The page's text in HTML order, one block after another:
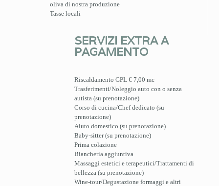
oliva di nostra produzione
Tasse locali
SERVIZI EXTRA A
PAGAMENTO
Riscaldamento GPL € 7,00 mc
Trasferimenti/Noleggio auto con o senza
autista (su prenotazione)
Corso di cucina/Chef dedicato (su
prenotazione)
Aiuto domestico (su prenotazione)
Baby-sitter (su prenotazione)
Prima colazione
Biancheria aggiuntiva
Massaggi estetici e terapeutici/Trattamenti di
bellezza (su prenotazione)
Wine-tour/Degustazione formaggi e altri